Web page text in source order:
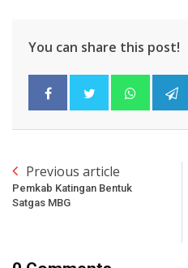
You can share this post!
Previous article
Pemkab Katingan Bentuk
Satgas MBG